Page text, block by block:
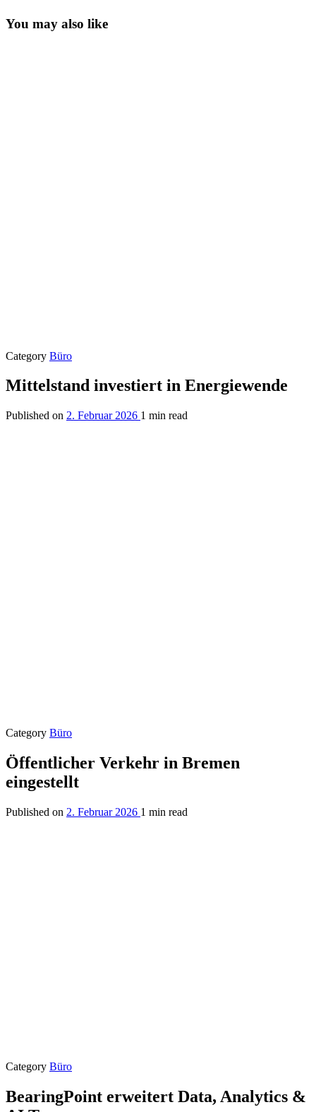
You may also like
Category Büro
Mittelstand investiert in Energiewende
Published on 2. Februar 2026 1 min read
Category Büro
Öffentlicher Verkehr in Bremen
eingestellt
Published on 2. Februar 2026 1 min read
Category Büro
BearingPoint erweitert Data, Analytics &